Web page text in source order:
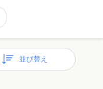
並び替え